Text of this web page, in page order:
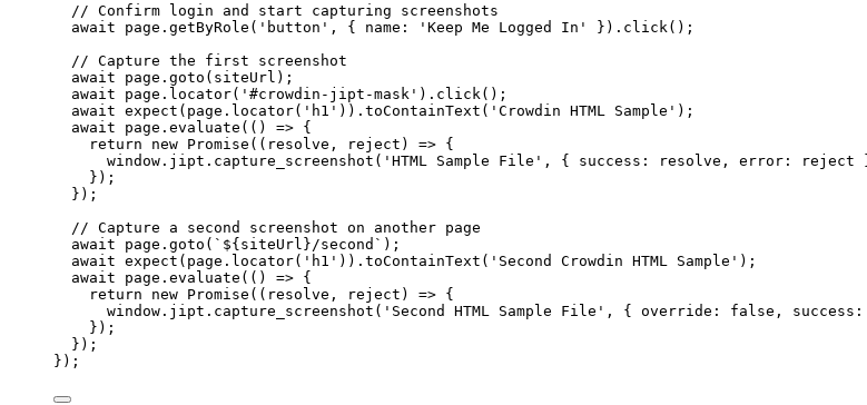
// Confirm login and start capturing screenshots
await
page . getByRole ( ' button ' , { name: ' Keep Me Logged In ' }) . click ();
// Capture the first screenshot
await
page . goto ( siteUrl );
await
page . locator( ' #crowdin-jipt-mask ' ) . click ();
await expect ( page . locator( ' h1 ' )) . toContainText ( ' Crowdin HTML Sample ' );
await
page . evaluate ( () => {
return
new Promise ( ( resolve , reject ) => {
window . jipt . capture_screenshot ( ' HTML Sample File ' , { success: resolve , error: reject
});
});
// Capture a second screenshot on another page
await
page . goto ( ` ${siteUrl } /second ` );
await expect ( page . locator( ' h1 ' )) . toContainText ( ' Second Crowdin HTML Sample ' );
await
page . evaluate ( () => {
return
new Promise ( ( resolve , reject ) => {
window . jipt . capture_screenshot ( ' Second HTML Sample File ' , { override: false , success:
});
});
});